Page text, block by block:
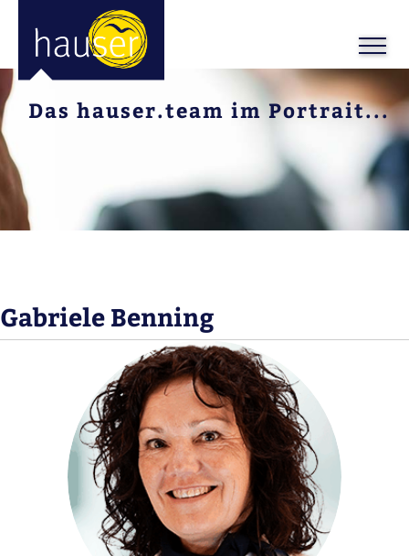
Das hauser.team im Portrait...
Gabriele Benning